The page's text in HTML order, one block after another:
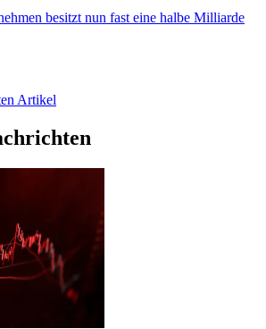
besitzt nun fast eine halbe Milliarde
Artikel